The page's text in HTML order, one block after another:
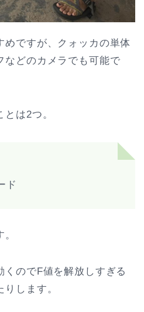
めですが、クォッカの単体
などのカメラでも可能で
は2つ。
ド
くのでF値を解放しすぎる
します。